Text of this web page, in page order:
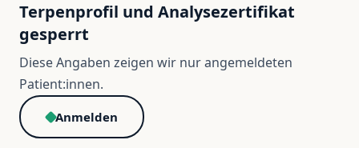
Terpenprofil und Analysezertifikat
gesperrt
Diese Angaben zeigen wir nur angemeldeten
Patient:innen.
Anmelden